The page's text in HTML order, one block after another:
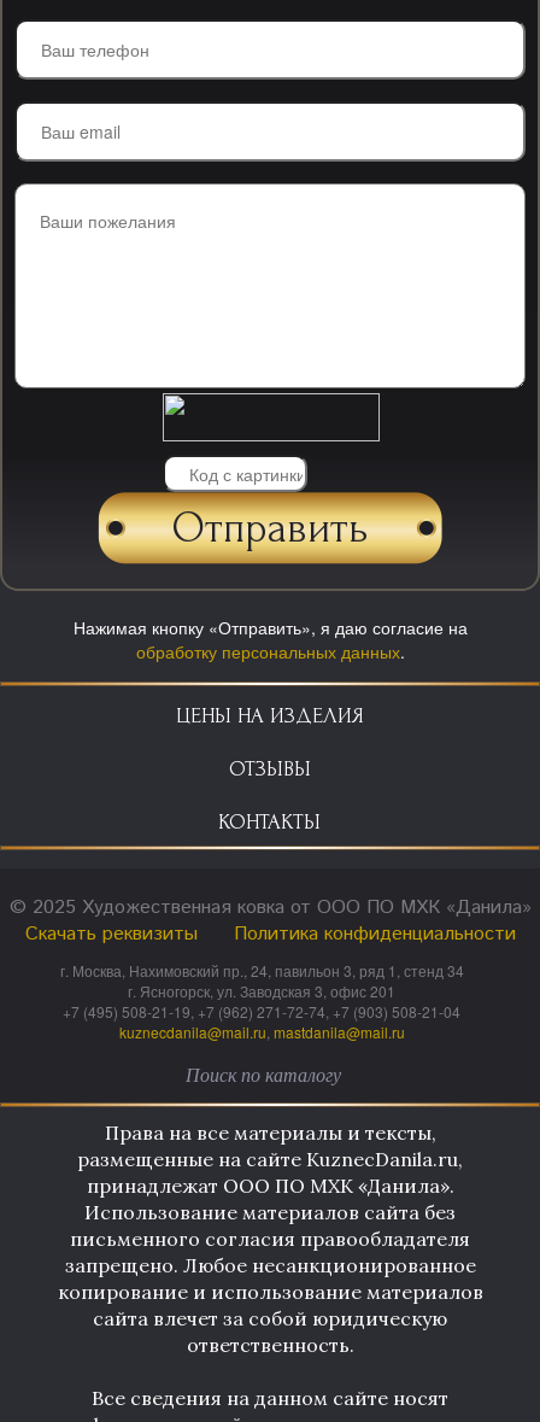
Нажимая кнопку «Отправить», я даю согласие на
обработку персональных данных.
ЦЕНЫ НА ИЗДЕЛИЯ
ОТЗЫВЫ
КОНТАКТЫ
© 2025 Художественная ковка от ООО ПО МХК «Данила»
Скачать реквизиты
Политика конфиденциальности
г. Москва, Нахимовский пр., 24, павильон 3, ряд 1, стенд 34
г. Ясногорск, ул. Заводская 3, офис 201
+7 (495) 508-21-19, +7 (962) 271-72-74, +7 (903) 508-21-04
kuznecdanila@mail.ru mastdanila@mail.ru
Права на все материалы и тексты,
размещенные на сайте KuznecDanila.ru,
принадлежат ООО ПО МХК «Данила».
Использование материалов сайта без
письменного согласия правообладателя
запрещено. Любое несанкционированное
копирование и использование материалов
сайта влечет за собой юридическую
ответственность.
Все сведения на данном сайте носят